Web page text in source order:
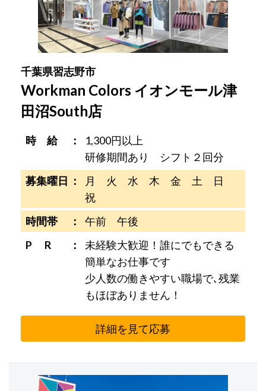
千葉県習志野市
Workman Colors イオンモール津
田沼South店
時 給
1,300円以上
研修期間あり シフト２回分
募集曜日
月 火 水 木 金 土 日
祝
時間帯
午前 午後
P R
未経験大歓迎！誰にでもできる
簡単なお仕事です
少人数の働きやすい職場で､残業
もほぼありません！
詳細を見て応募